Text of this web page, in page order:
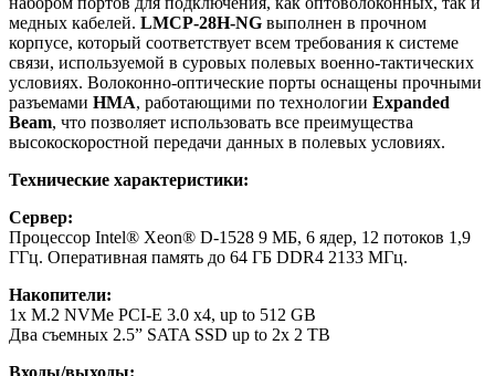
медных кабелей. LMCP-28H-NG выполнен в прочном
корпусе, который соответствует всем требования к системе
связи, используемой в суровых полевых военно-тактических
условиях. Волоконно-оптические порты оснащены прочными
разъемами HMA, работающими по технологии Expanded
Beam, что позволяет использовать все преимущества
высокоскоростной передачи данных в полевых условиях.
Технические характеристики:
Сервер:
Процессор Intel® Xeon® D-1528 9 МБ, 6 ядер, 12 потоков 1,9
ГГц. Оперативная память до 64 ГБ DDR4 2133 МГц.
Накопители:
1x M.2 NVMe PCI-E 3.0 x4, up to 512 GB
Два съемных 2.5” SATA SSD up to 2x 2 TB
Входы/выходы: